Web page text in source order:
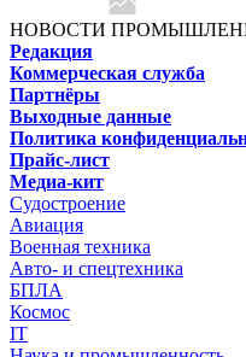
НОВОСТИ
Редакция
Коммерческая служба
Партнёры
Выходные данные
Политика
Прайс-лист
Медиа-кит
Судостроение
Авиация
Военная техника
Авто- и спецтехника
БПЛА
Космос
IT